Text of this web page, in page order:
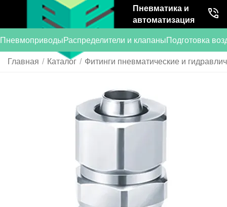
Пневматика и
автоматизация
ПневмоприводыРаспределители и клапаныПодготовка
Главная / Каталог / Фитинги пневматические и